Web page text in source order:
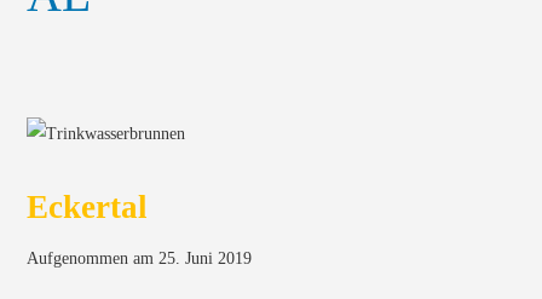
Eckertal
Aufgenommen am 25. Juni 2019